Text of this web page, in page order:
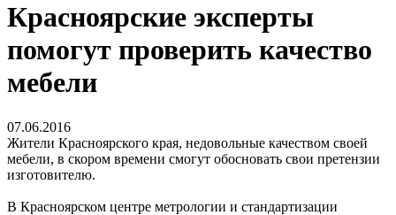
Красноярские эксперты
помогут проверить качество
мебели
07.06.2016
Жители Красноярского края, недовольные качеством своей
мебели, в скором времени смогут обосновать свои претензии
изготовителю.
В Красноярском центре метрологии и стандартизации